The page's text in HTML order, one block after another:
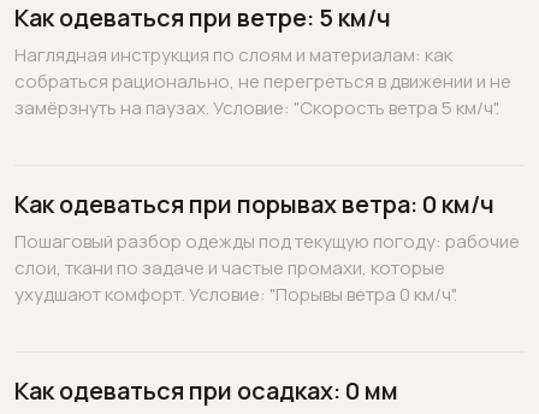
Как одеваться при ветре: 5 км/ч
Наглядная инструкция по слоям и материалам: как
собраться рационально, не перегреться в движении и не
замёрзнуть на паузах. Условие: "Скорость ветра 5 км/ч".
Как одеваться при порывах ветра: 0 км/ч
Пошаговый разбор одежды под текущую погоду: рабочие
слои, ткани по задаче и частые промахи, которые
ухудшают комфорт. Условие: "Порывы ветра 0 км/ч".
Как одеваться при осадках: 0 мм